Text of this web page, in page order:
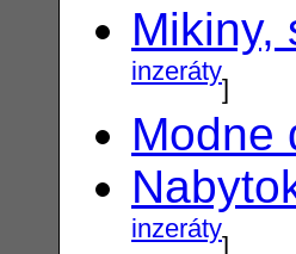
Mikiny,
inzeráty]
Modne
inzeráty]